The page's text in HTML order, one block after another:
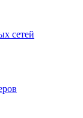
сетей